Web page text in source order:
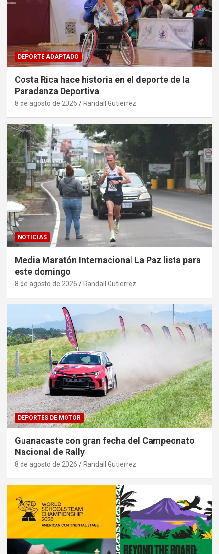
DEPORTE ADAPTADO
Costa Rica hace historia en el deporte de la
Paradanza Deportiva
8 de agosto de 2026 Randall Gutierrez
NOTICIAS
Media Maratón Internacional La Paz lista para
este domingo
8 de agosto de 2026 Randall Gutierrez
DEPORTES DE MOTOR
Guanacaste con gran fecha del Campeonato
Nacional de Rally
8 de agosto de 2026 Randall Gutierrez